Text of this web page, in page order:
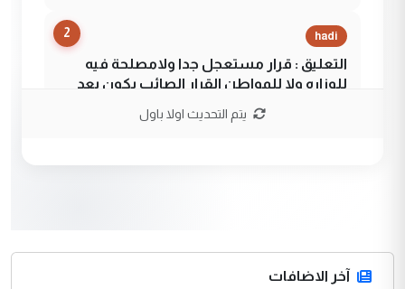
2 hadi
التعليق : قرار مستعجل جدا ولامصلحة فيه
للوزاره ولا للمواطن القرار الصائب يكون بعد
جنسية الرافد الثالث للعراق ومن اصول عريقة
ابا فرات ...
يتم التحديث اولا باول
آخر الاضافات